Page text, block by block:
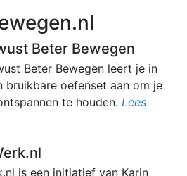
Beter Bewegen
Beter Bewegen leert je in
bruikbare oefenset aan om je
te houden. Lees
is een initiatief van Karin